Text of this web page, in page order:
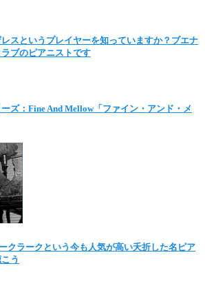
スというプレイヤーを知っていますか？ブエナ
ブのピアニストです
ズ：Fine And Mellow「ファイン・アンド・メ
クラークという今も人気が高い夭折した名ピア
う